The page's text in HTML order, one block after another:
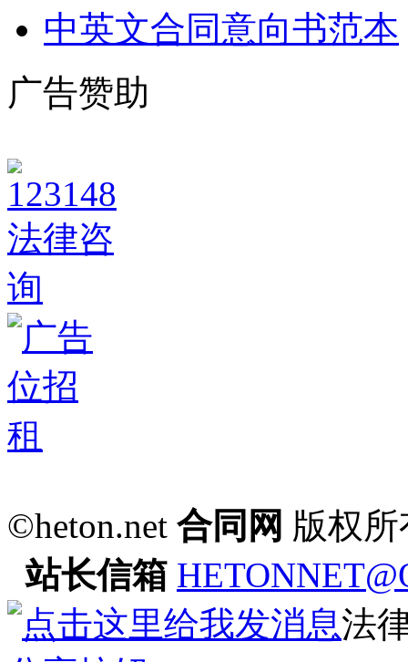
中英文合同意向书范本
广告赞助
©heton.net 合同网 版权所
站长信箱
法